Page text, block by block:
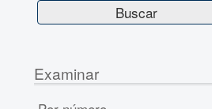
Examinar